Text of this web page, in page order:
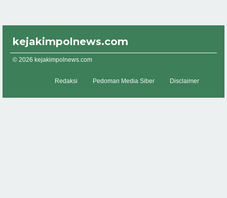
kejakimpolnews.com
© 2026 kejakimpolnews.com
Redaksi Pedoman Media Siber Disclaimer